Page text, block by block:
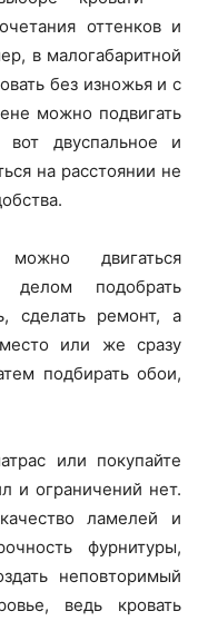
оттенков и
в малогабаритной
без изножья и с
можно подвигать
двуспальное и
на расстоянии не
двигаться
делом подобрать
сделать ремонт, а
или же сразу
подбирать обои,
или покупайте
и ограничений нет.
ламелей и
фурнитуры,
неповторимый
ведь кровать